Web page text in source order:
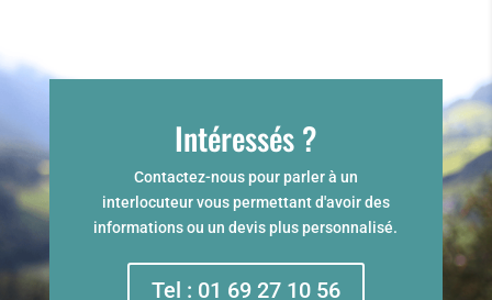
Intéressés ?
Contactez-nous pour parler à un
interlocuteur vous permettant d'avoir des
informations ou un devis plus personnalisé.
Tel : 01 69 27 10 56